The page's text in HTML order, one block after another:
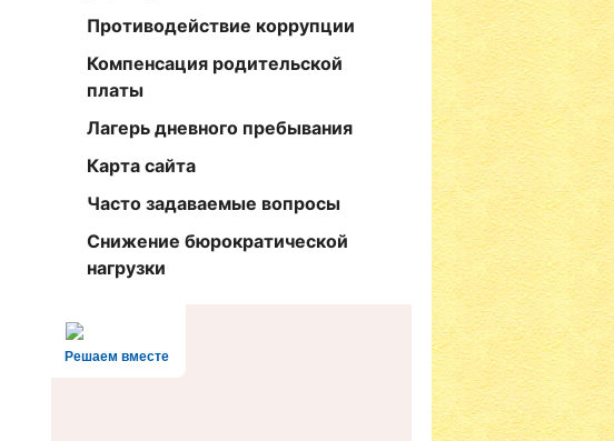
Противодействие коррупции
Компенсация родительской
платы
Лагерь дневного пребывания
Карта сайта
Часто задаваемые вопросы
Снижение бюрократической
нагрузки
Решаем вместе